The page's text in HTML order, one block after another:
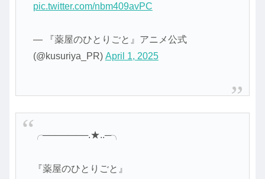
pic.twitter.com/nbm409avPC
— 『薬屋のひとりごと』アニメ公式
(@kusuriya_PR) April 1, 2025
╭───────.★..─╮
『薬屋のひとりごと』